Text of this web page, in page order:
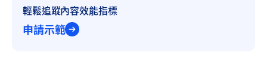
輕鬆追蹤內容效能指標
申請示範